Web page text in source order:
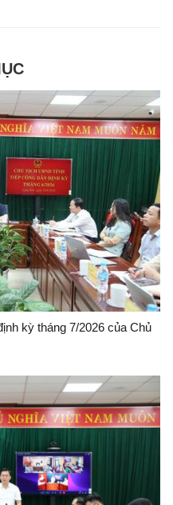
kỳ tháng 7/2026 của Chủ